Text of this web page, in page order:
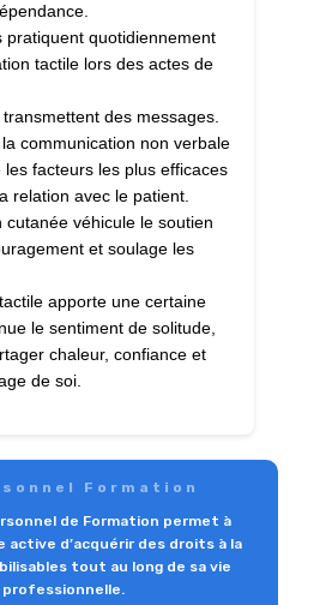
pratiquent quotidiennement
tactile lors des actes de
des messages.
communication non verbale
facteurs les plus efficaces
relation avec le patient.
cutanée véhicule le soutien
et soulage les
apporte une certaine
le sentiment de solitude,
chaleur, confiance et
de soi.
Formation
de Formation permet à
d’acquérir des droits à la
tout au long de sa vie
professionnelle.